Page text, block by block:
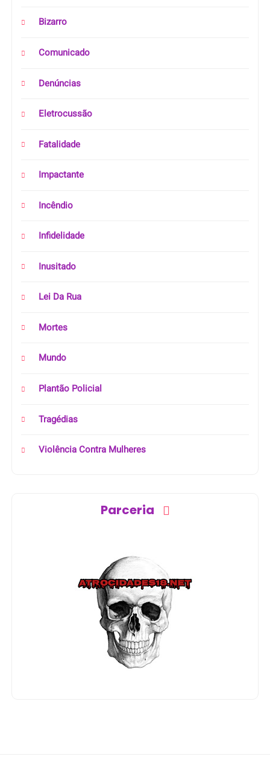
Bizarro
Comunicado
Denúncias
Eletrocussão
Fatalidade
Impactante
Incêndio
Infidelidade
Inusitado
Lei Da Rua
Mortes
Mundo
Plantão Policial
Tragédias
Violência Contra Mulheres
Parceria